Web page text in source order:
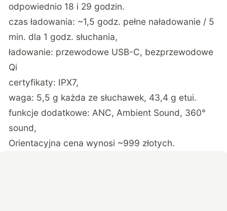
odpowiednio 18 i 29 godzin.
czas ładowania: ~1,5 godz. pełne naładowanie / 5
min. dla 1 godz. słuchania,
ładowanie: przewodowe USB-C, bezprzewodowe
Qi
certyfikaty: IPX7,
waga: 5,5 g każda ze słuchawek, 43,4 g etui.
funkcje dodatkowe: ANC, Ambient Sound, 360°
sound,
Orientacyjna cena wynosi ~999 złotych.